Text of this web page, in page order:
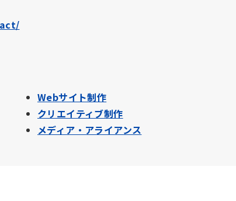
Webサイト制作
クリエイティブ制作
メディア・アライアンス